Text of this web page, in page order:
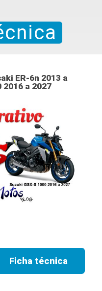
ER-6n 2013 a
2016 a 2027
Ficha técnica